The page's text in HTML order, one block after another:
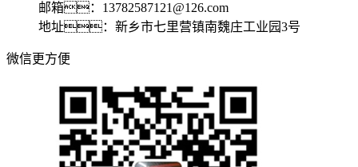
邮箱：13782587121@126.com
地址：新乡市七里营镇南魏庄工业园3号
微信更方便